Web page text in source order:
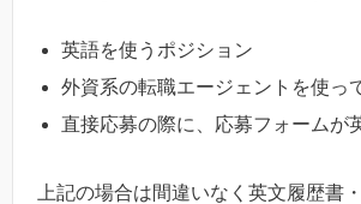
英語を使うポジション
外資系の転職エージェントを使っ
直接応募の際に、応募フォームが
上記の場合は間違いなく英文履歴書